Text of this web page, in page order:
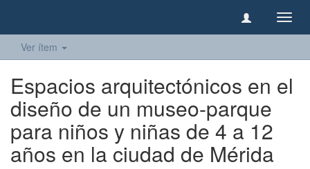
Ver ítem
Espacios arquitectónicos en el
diseño de un museo-parque
para niños y niñas de 4 a 12
años en la ciudad de Mérida